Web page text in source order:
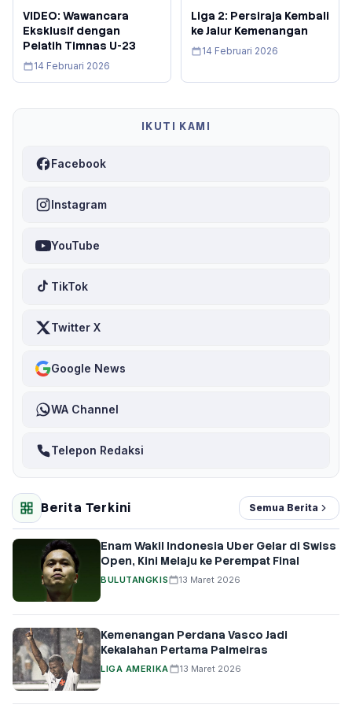
VIDEO: Wawancara
Eksklusif dengan
Pelatih Timnas U-23
14 Februari 2026
Liga 2: Persiraja Kembali
ke Jalur Kemenangan
14 Februari 2026
IKUTI KAMI
Facebook
Instagram
YouTube
TikTok
Twitter X
Google News
WA Channel
Telepon Redaksi
Berita Terkini Semua Berita
Enam Wakil Indonesia Uber Gelar di Swiss
Open, Kini Melaju ke Perempat Final
BULUTANGKIS 13 Maret 2026
Kemenangan Perdana Vasco Jadi
Kekalahan Pertama Palmeiras
LIGA AMERIKA 13 Maret 2026